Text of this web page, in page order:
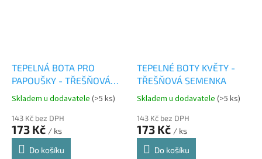
TEPELNÁ BOTA PRO
PAPOUŠKY - TŘEŠŇOVÁ
SEMÍNKA
Skladem u dodavatele (>5 ks)
143 Kč bez DPH
173 Kč / ks
Do košíku
TEPELNÉ BOTY KVĚTY -
TŘEŠŇOVÁ SEMENKA
Skladem u dodavatele (>5 ks)
143 Kč bez DPH
173 Kč / ks
Do košíku